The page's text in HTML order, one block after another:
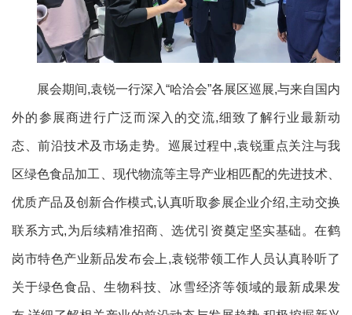
展会期间,袁锐一行深入“哈洽会”各展区巡展,与来自国内
外的参展商进行广泛而深入的交流,细致了解行业最新动
态、前沿技术及市场走势。巡展过程中,袁锐重点关注与我
区绿色食品加工、现代物流等主导产业相匹配的先进技术、
优质产品及创新合作模式,认真听取参展企业介绍,主动交换
联系方式,为后续精准招商、选优引资奠定坚实基础。在鹤
岗市特色产业新品发布会上,袁锐带领工作人员认真聆听了
关于绿色食品、生物科技、冰雪经济等领域的最新成果发